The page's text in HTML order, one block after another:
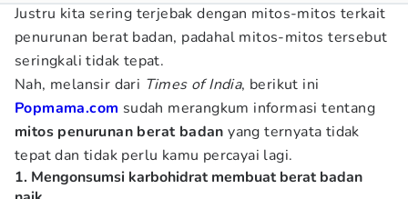
Justru kita sering terjebak dengan mitos-mitos terkait
penurunan berat badan, padahal mitos-mitos tersebut
seringkali tidak tepat.
Nah, melansir dari Times of India, berikut ini
Popmama.com sudah merangkum informasi tentang
mitos penurunan berat badan yang ternyata tidak
tepat dan tidak perlu kamu percayai lagi.
1. Mengonsumsi karbohidrat membuat berat badan